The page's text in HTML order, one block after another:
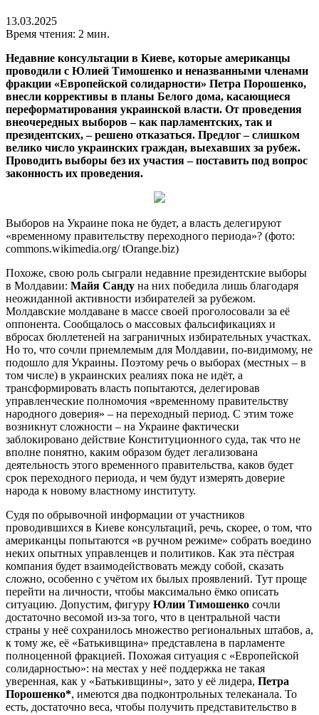
13.03.2025
Время чтения: 2 мин.
Недавние консультации в Киеве, которые американцы
проводили с Юлией Тимошенко и неназванными членами
фракции «Европейской солидарности» Петра Порошенко,
внесли коррективы в планы Белого дома, касающиеся
переформатирования украинской власти. От проведения
внеочередных выборов – как парламентских, так и
президентских, – решено отказаться. Предлог – слишком
велико число украинских граждан, выехавших за рубеж.
Проводить выборы без их участия – поставить под вопрос
законность их проведения.
Выборов на Украине пока не будет, а власть делегируют
«временному правительству переходного периода»? (фото:
commons.wikimedia.org/ tOrange.biz)
Похоже, свою роль сыграли недавние президентские выборы
в Молдавии: Майя Санду на них победила лишь благодаря
неожиданной активности избирателей за рубежом.
Молдавские молдаване в массе своей проголосовали за её
оппонента. Сообщалось о массовых фальсификациях и
вбросах бюллетеней на заграничных избирательных участках.
Но то, что сочли приемлемым для Молдавии, по-видимому, не
подошло для Украины. Поэтому речь о выборах (местных – в
том числе) в украинских реалиях пока не идёт, а
трансформировать власть попытаются, делегировав
управленческие полномочия «временному правительству
народного доверия» – на переходный период. С этим тоже
возникнут сложности – на Украине фактически
заблокировано действие Конституционного суда, так что не
вполне понятно, каким образом будет легализована
деятельность этого временного правительства, каков будет
срок переходного периода, и чем будут измерять доверие
народа к новому властному институту.
Судя по обрывочной информации от участников
проводившихся в Киеве консультаций, речь, скорее, о том, что
американцы попытаются «в ручном режиме» собрать воедино
неких опытных управленцев и политиков. Как эта пёстрая
компания будет взаимодействовать между собой, сказать
сложно, особенно с учётом их былых проявлений. Тут проще
перейти на личности, чтобы максимально ёмко описать
ситуацию. Допустим, фигуру Юлии Тимошенко сочли
достаточно весомой из-за того, что в центральной части
страны у неё сохранилось множество региональных штабов, а,
к тому же, её «Батькивщина» представлена в парламенте
полноценной фракцией. Похожая ситуация с «Европейской
солидарностью»: на местах у неё поддержка не такая
уверенная, как у «Батькивщины», зато у её лидера, Петра
Порошенко*, имеются два подконтрольных телеканала. То
есть, достаточно веса, чтобы получить представительство в